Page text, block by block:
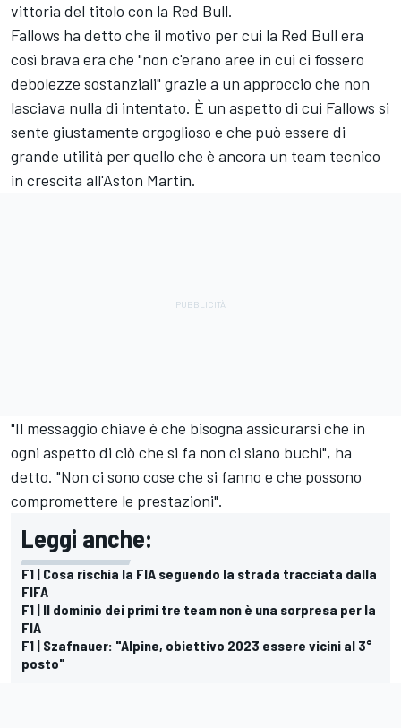
vittoria del titolo con la Red Bull.
Fallows ha detto che il motivo per cui la Red Bull era
così brava era che "non c'erano aree in cui ci fossero
debolezze sostanziali" grazie a un approccio che non
lasciava nulla di intentato. È un aspetto di cui Fallows si
sente giustamente orgoglioso e che può essere di
grande utilità per quello che è ancora un team tecnico
in crescita all'Aston Martin.
"Il messaggio chiave è che bisogna assicurarsi che in
ogni aspetto di ciò che si fa non ci siano buchi", ha
detto. "Non ci sono cose che si fanno e che possono
compromettere le prestazioni".
Leggi anche:
F1 | Cosa rischia la FIA seguendo la strada tracciata dalla
FIFA
F1 | Il dominio dei primi tre team non è una sorpresa per la
FIA
F1 | Szafnauer: "Alpine, obiettivo 2023 essere vicini al 3°
posto"